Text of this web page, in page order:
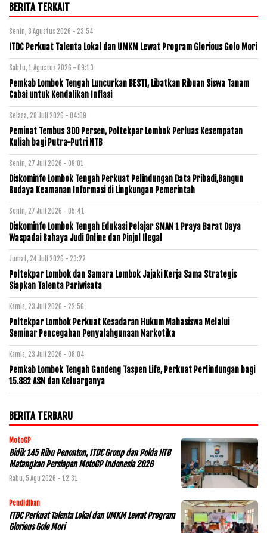
BERITA TERKAIT
Senin, 3 Agustus 2026 - 23:54
ITDC Perkuat Talenta Lokal dan UMKM Lewat Program Glorious Golo Mori
Sabtu, 1 Agustus 2026 - 09:13
Pemkab Lombok Tengah Luncurkan BESTI, Libatkan Ribuan Siswa Tanam
Cabai untuk Kendalikan Inflasi
Selasa, 28 Juli 2026 - 04:09
Peminat Tembus 300 Persen, Poltekpar Lombok Perluas Kesempatan
Kuliah bagi Putra-Putri NTB
Senin, 27 Juli 2026 - 09:01
Diskominfo Lombok Tengah Perkuat Pelindungan Data Pribadi,Bangun
Budaya Keamanan Informasi di Lingkungan Pemerintah
Senin, 27 Juli 2026 - 05:41
Diskominfo Lombok Tengah Edukasi Pelajar SMAN 1 Praya Barat Daya
Waspadai Bahaya Judi Online dan Pinjol Ilegal
Jumat, 24 Juli 2026 - 23:22
Poltekpar Lombok dan Samara Lombok Jajaki Kerja Sama Strategis
Siapkan Talenta Pariwisata
Kamis, 23 Juli 2026 - 22:56
Poltekpar Lombok Perkuat Kesadaran Hukum Mahasiswa Melalui
Seminar Pencegahan Penyalahgunaan Narkotika
Kamis, 23 Juli 2026 - 08:04
Pemkab Lombok Tengah Gandeng Taspen Life, Perkuat Perlindungan bagi
15.882 ASN dan Keluarganya
BERITA TERBARU
MotoGP
Bidik 145 Ribu Penonton, ITDC Group dan Polda NTB
Matangkan Persiapan MotoGP Indonesia 2026
Rabu, 5 Agu 2026 - 12:31
Pendidikan
ITDC Perkuat Talenta Lokal dan UMKM Lewat Program
Glorious Golo Mori